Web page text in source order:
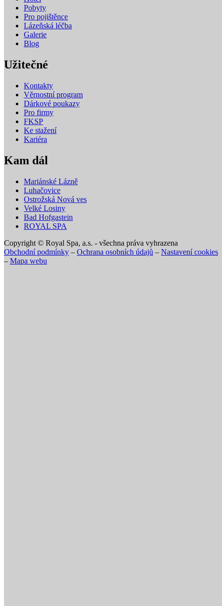
Pobyty
Pro pojištěnce
Lázeňská léčba
Galerie
Blog
Užitečné
Kontakty
Věrnostní program
Dárkové poukazy
Pro firmy
FKSP
Ke stažení
Kariéra
Kam dál
Mariánské Lázně
Luhačovice
Ostrožská Nová ves
Velké Losiny
Bad Hofgastein
ROYAL SPA
Copyright © Royal Spa, a.s. - všechna práva vyhrazena
Obchodní podmínky – Ochrana osobních údajů – Nastavení cookies
– Mapa webu